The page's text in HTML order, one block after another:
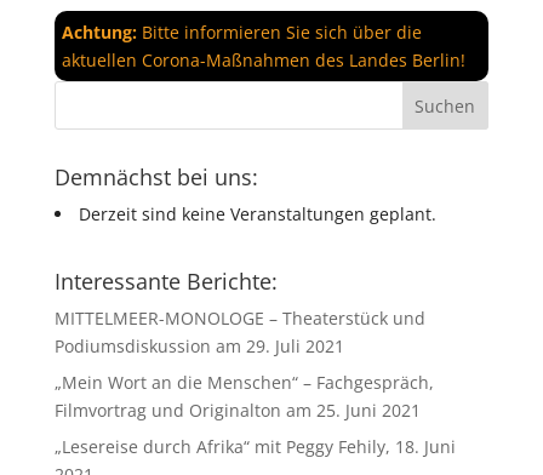
Achtung:Bitte informieren Sie sich über die
aktuellen Corona-Maßnahmen des Landes Berlin!
Demnächst bei uns:
Derzeit sind keine Veranstaltungen geplant.
Interessante Berichte:
MITTELMEER-MONOLOGE – Theaterstück und
Podiumsdiskussion am 29. Juli 2021
„Mein Wort an die Menschen“ – Fachgespräch,
Filmvortrag und Originalton am 25. Juni 2021
„Lesereise durch Afrika“ mit Peggy Fehily, 18. Juni